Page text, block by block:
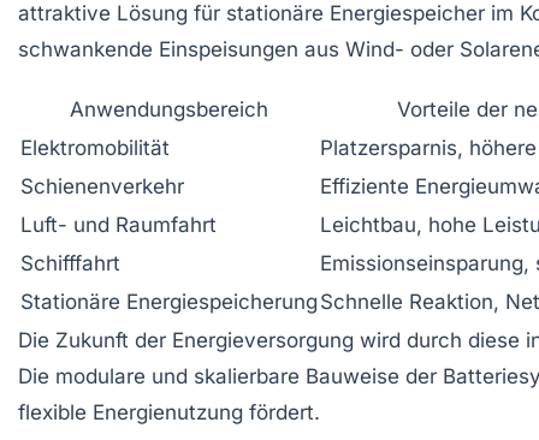
attraktive Lösung für stationäre Energiespeicher im
schwankende Einspeisungen aus Wind- oder
Anwendungsbereich
Vorteile der
Elektromobilität
Platzersparnis,
Schienenverkehr
Effiziente
Luft- und Raumfahrt
Leichtbau, hohe
Schifffahrt
Stationäre Energiespeicherung Schnelle Reaktion,
Die Zukunft der Energieversorgung wird durch diese
Die modulare und skalierbare Bauweise der
flexible Energienutzung fördert.